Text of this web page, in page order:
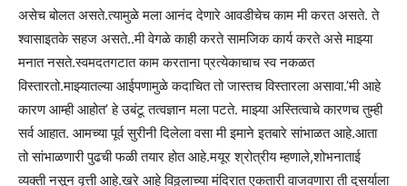
असेच बोलत असते.त्यामुळे मला आनंद देणारे आवडीचेच काम मी करत असते. ते
श्वासाइतके सहज असते..मी वेगळे काही करते सामजिक कार्य करते असे माझ्या
मनात नसते.स्वमदतगटात काम करताना प्रत्येकाचाच स्व नकळत
विस्तारतो.माझ्यातल्या आईपणामुळे कदाचित तो जास्तच विस्तारला असावा.’मी आहे
कारण आम्ही आहोत’ हे उबंटू तत्वज्ञान मला पटते. माझ्या अस्तित्वाचे कारणच तुम्ही
सर्व आहात. आमच्या पूर्व सुरीनी दिलेला वसा मी इमाने इतबारे सांभाळत आहे.आता
तो सांभाळणारी पुढची फळी तयार होत आहे.मयूर श्रोत्रीय म्हणाले,शोभनाताई
व्यक्ती नसून वृत्ती आहे.खरे आहे विठ्ठलाच्या मंदिरात एकतारी वाजवणारा ती दुसर्याला